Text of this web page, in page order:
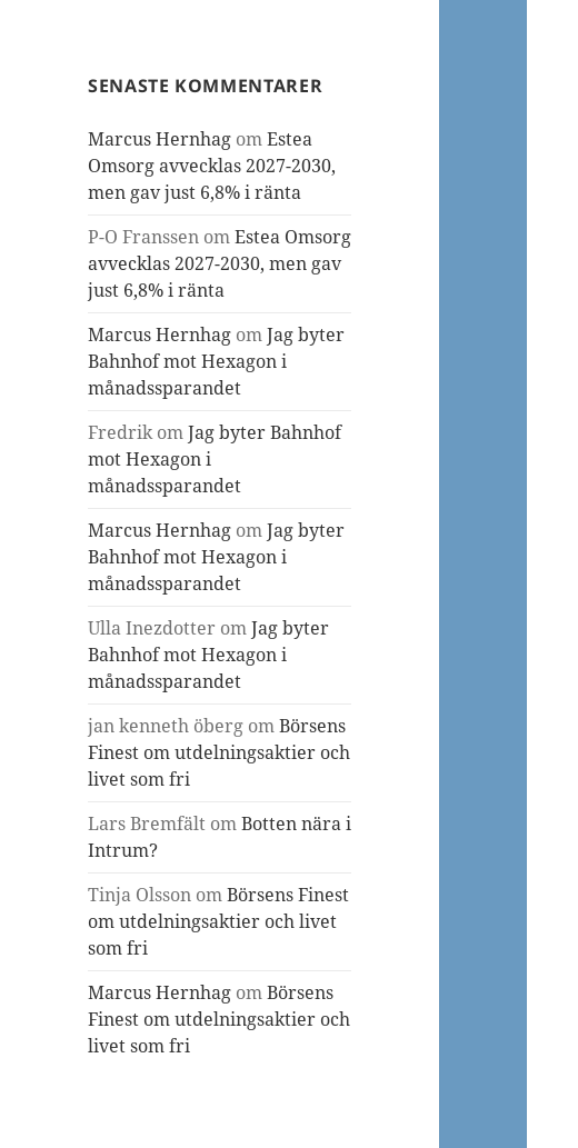
SENASTE KOMMENTARER
Marcus Hernhag omEstea
Omsorg avvecklas 2027-2030,
men gav just 6,8% i ränta
P-O Franssen omEstea Omsorg
avvecklas 2027-2030, men gav
just 6,8% i ränta
Marcus Hernhag omJag byter
Bahnhof mot Hexagon i
månadssparandet
FredrikomJag byter Bahnhof
mot Hexagon i
månadssparandet
Marcus Hernhag omJag byter
Bahnhof mot Hexagon i
månadssparandet
Ulla Inezdotter omJag byter
Bahnhof mot Hexagon i
månadssparandet
jan kenneth öberg omBörsens
Finest om utdelningsaktier och
livet som fri
Lars Bremfält omBotten nära i
Intrum?
Tinja Olsson omBörsens Finest
om utdelningsaktier och livet
som fri
Marcus Hernhag omBörsens
Finest om utdelningsaktier och
livet som fri